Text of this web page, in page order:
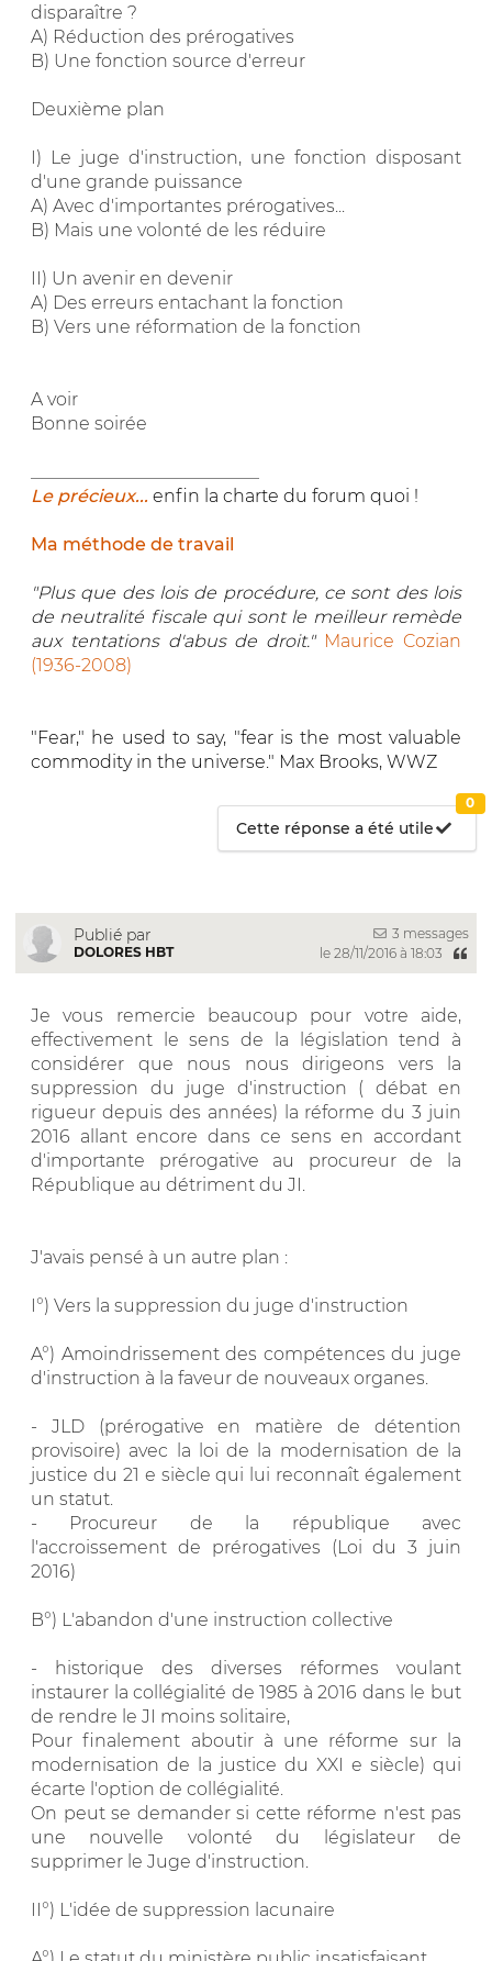
disparaître ?
A) Réduction des prérogatives
B) Une fonction source d'erreur
Deuxième plan
I) Le juge d'instruction, une fonction disposant
d'une grande puissance
A) Avec d'importantes prérogatives...
B) Mais une volonté de les réduire
II) Un avenir en devenir
A) Des erreurs entachant la fonction
B) Vers une réformation de la fonction
A voir
Bonne soirée
Le précieux... enfin la charte du forum quoi !
Ma méthode de travail
"Plus que des lois de procédure, ce sont des lois
de neutralité fiscale qui sont le meilleur remède
aux tentations d'abus de droit." Maurice Cozian
(1936-2008)
"Fear," he used to say, "fear is the most valuable
commodity in the universe." Max Brooks, WWZ
Cette réponse a été utile
0
Publié par
DOLORES HBT
3 messages
le 28/11/2016 à 18:03
Je vous remercie beaucoup pour votre aide,
effectivement le sens de la législation tend à
considérer que nous nous dirigeons vers la
suppression du juge d'instruction ( débat en
rigueur depuis des années) la réforme du 3 juin
2016 allant encore dans ce sens en accordant
d'importante prérogative au procureur de la
République au détriment du JI.
J'avais pensé à un autre plan :
I°) Vers la suppression du juge d'instruction
A°) Amoindrissement des compétences du juge
d'instruction à la faveur de nouveaux organes.
- JLD (prérogative en matière de détention
provisoire) avec la loi de la modernisation de la
justice du 21 e siècle qui lui reconnaît également
un statut.
- Procureur de la république avec
l'accroissement de prérogatives (Loi du 3 juin
2016)
B°) L'abandon d'une instruction collective
- historique des diverses réformes voulant
instaurer la collégialité de 1985 à 2016 dans le but
de rendre le JI moins solitaire,
Pour finalement aboutir à une réforme sur la
modernisation de la justice du XXI e siècle) qui
écarte l'option de collégialité.
On peut se demander si cette réforme n'est pas
une nouvelle volonté du législateur de
supprimer le Juge d'instruction.
II°) L'idée de suppression lacunaire